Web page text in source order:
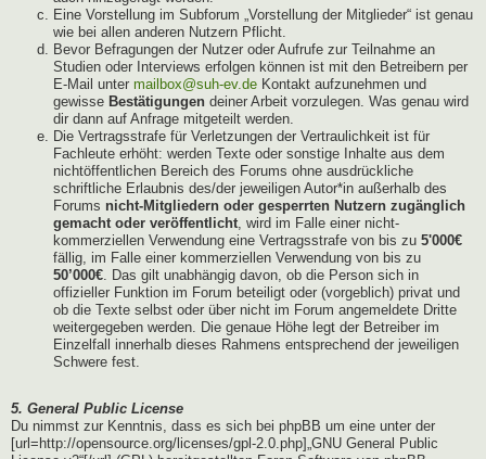
Eine Vorstellung im Subforum „Vorstellung der Mitglieder“ ist genau
wie bei allen anderen Nutzern Pflicht.
Bevor Befragungen der Nutzer oder Aufrufe zur Teilnahme an
Studien oder Interviews erfolgen können ist mit den Betreibern per
E-Mail unter mailbox@suh-ev.de Kontakt aufzunehmen und
gewisse Bestätigungen deiner Arbeit vorzulegen. Was genau wird
dir dann auf Anfrage mitgeteilt werden.
Die Vertragsstrafe für Verletzungen der Vertraulichkeit ist für
Fachleute erhöht: werden Texte oder sonstige Inhalte aus dem
nichtöffentlichen Bereich des Forums ohne ausdrückliche
schriftliche Erlaubnis des/der jeweiligen Autor*in außerhalb des
Forums nicht-Mitgliedern oder gesperrten Nutzern zugänglich
gemacht oder veröffentlicht , wird im Falle einer nicht-
kommerziellen Verwendung eine Vertragsstrafe von bis zu 5'000€
fällig, im Falle einer kommerziellen Verwendung von bis zu
50’000€ . Das gilt unabhängig davon, ob die Person sich in
offizieller Funktion im Forum beteiligt oder (vorgeblich) privat und
ob die Texte selbst oder über nicht im Forum angemeldete Dritte
weitergegeben werden. Die genaue Höhe legt der Betreiber im
Einzelfall innerhalb dieses Rahmens entsprechend der jeweiligen
Schwere fest.
5. General Public License
Du nimmst zur Kenntnis, dass es sich bei phpBB um eine unter der
[url=http://opensource.org/licenses/gpl-2.0.php]„GNU General Public